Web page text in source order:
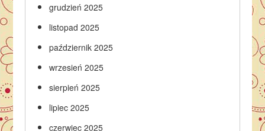
grudzień 2025
listopad 2025
październik 2025
wrzesień 2025
sierpień 2025
lipiec 2025
czerwiec 2025